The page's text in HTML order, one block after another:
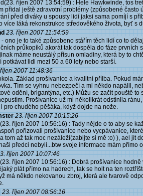
říjen 2007 13:54:59) : Hele Hawkwinde, tos
přidal ještě zdravotní problémy (způsobené často
před diváky u spousty lidí jaksi sama pomíjí s
více láká rekonstrukce středověkého života, byť s
23. říjen 2007 11:54:59
- ono je to také způsobeno stářím těch lidí co to
průkopíků akorát tak dospěla do fáze prvních
máme neustálý přísun omladiny, která by to
potkávat lidi mezi 50 a 60 lety nebo starší.
2007 11:48:36
Základ prošívanice a kvalitní přílba. Pokud
Tím se vyhnu nebezpečí a mi někdo napálil,
odění, brigantýna, etc.) Můžu se začít pouště
Prošívanice už mi několikrát odstínila
pro chudého pěšáka, když dojde na nože.
23. říjen 2007 10:15:26
říjen 2007 10:56:16) : Tady nějde o to aby se
pořizovali prošívanice nebo vycpávanice,
tom až tak moc nezáleží(zabijte si mě :o) ), ael jít
předci nebyli...btw svoje informace mám přímo
říjen 2007 10:07:46
říjen 2007 10:56:16) : Dobrá prošívanice
plát přímo na hadrech, tak se holt na ten
má někdo nekovanou zbroj, která ale tvarově
23. říjen 2007 08:56:16